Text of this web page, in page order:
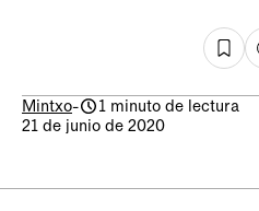
Mintxo-
1 minuto de lectura
21 de junio de 2020